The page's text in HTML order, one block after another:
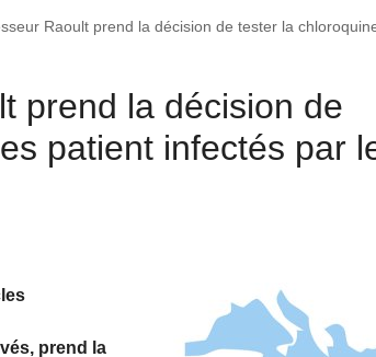
Raoult prend la décision de tester la
prend la décision de
patient infectés par
prend la